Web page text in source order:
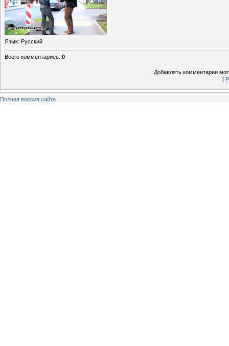
Язык: Русский
Всего комментариев: 0
Добавлять комментарии
[
Полная версия сайта